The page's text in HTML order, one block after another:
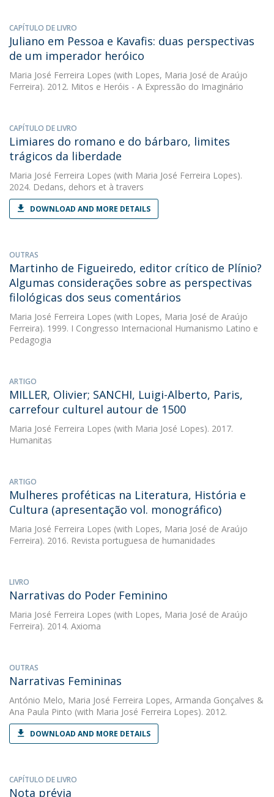
CAPÍTULO DE LIVRO
Juliano em Pessoa e Kavafis: duas perspectivas
de um imperador heróico
Maria José Ferreira Lopes (with Lopes, Maria José de Araújo
Ferreira). 2012. Mitos e Heróis - A Expressão do Imaginário
CAPÍTULO DE LIVRO
Limiares do romano e do bárbaro, limites
trágicos da liberdade
Maria José Ferreira Lopes (with Maria José Ferreira Lopes).
2024. Dedans, dehors et à travers
DOWNLOAD AND MORE DETAILS
OUTRAS
Martinho de Figueiredo, editor crítico de Plínio?
Algumas considerações sobre as perspectivas
filológicas dos seus comentários
Maria José Ferreira Lopes (with Lopes, Maria José de Araújo
Ferreira). 1999. I Congresso Internacional Humanismo Latino e
Pedagogia
ARTIGO
MILLER, Olivier; SANCHI, Luigi-Alberto, Paris,
carrefour culturel autour de 1500
Maria José Ferreira Lopes (with Maria José Lopes). 2017.
Humanitas
ARTIGO
Mulheres proféticas na Literatura, História e
Cultura (apresentação vol. monográfico)
Maria José Ferreira Lopes (with Lopes, Maria José de Araújo
Ferreira). 2016. Revista portuguesa de humanidades
LIVRO
Narrativas do Poder Feminino
Maria José Ferreira Lopes (with Lopes, Maria José de Araújo
Ferreira). 2014. Axioma
OUTRAS
Narrativas Femininas
António Melo, Maria José Ferreira Lopes, Armanda Gonçalves &
Ana Paula Pinto (with Maria José Ferreira Lopes). 2012.
DOWNLOAD AND MORE DETAILS
CAPÍTULO DE LIVRO
Nota prévia